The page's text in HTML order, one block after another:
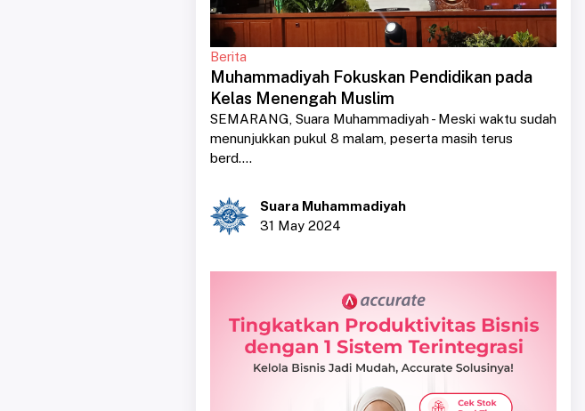
Berita
Muhammadiyah Fokuskan Pendidikan pada
Kelas Menengah Muslim
SEMARANG, Suara Muhammadiyah - Meski waktu sudah
menunjukkan pukul 8 malam, peserta masih terus
berd....
Suara Muhammadiyah
31 May 2024